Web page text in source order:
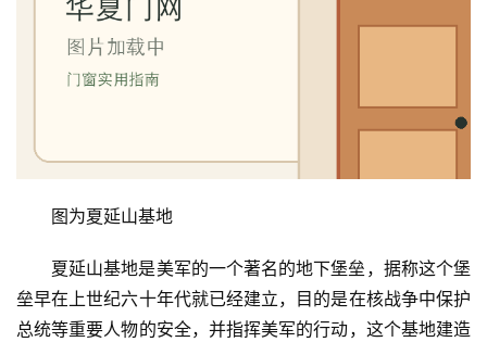
图为夏延山基地
夏延山基地是美军的一个著名的地下堡垒，据称这个堡
垒早在上世纪六十年代就已经建立，目的是在核战争中保护
总统等重要人物的安全，并指挥美军的行动，这个基地建造